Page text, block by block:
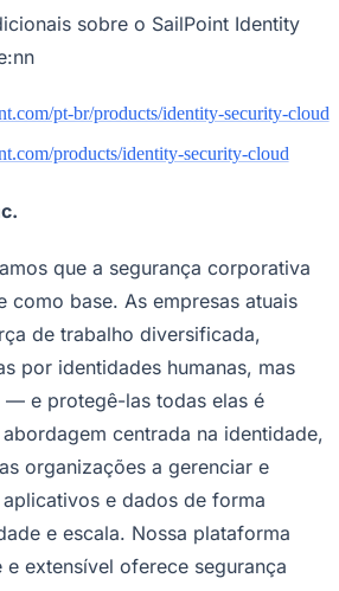
sobre o SailPoint Identity
pt-br/products/identity-security-cloud
products/identity-security-cloud
que a segurança corporativa
como base. As empresas atuais
de trabalho diversificada,
por identidades humanas, mas
— e protegê-las todas elas é
centrada na identidade,
organizações a gerenciar e
e dados de forma
e escala. Nossa plataforma
extensível oferece segurança